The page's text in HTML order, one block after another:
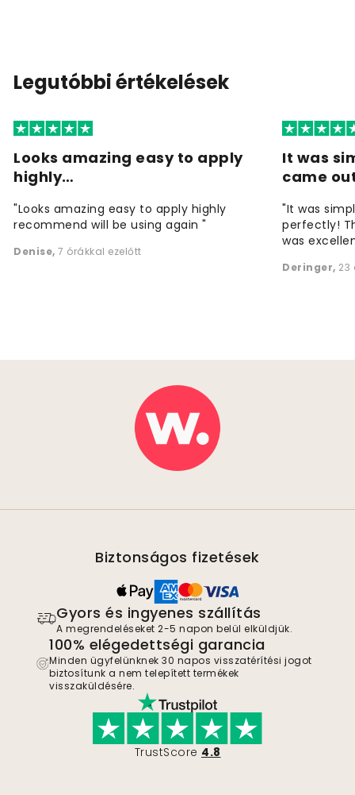
Legutóbbi értékelések
Looks amazing easy to apply
highly…
"Looks amazing easy to apply highly
recommend will be using again "
Denise, 7 órákkal ezelőtt
It was
came
"It was
perfectly!
was
Deringer, 23
Biztonságos fizetések
Gyors és ingyenes szállítás
A megrendeléseket 2-5 napon belül elküldjük.
100% elégedettségi garancia
Minden ügyfelünknek 30 napos visszatérítési jogot
biztosítunk a nem telepített termékek
visszaküldésére.
TrustScore 4.8